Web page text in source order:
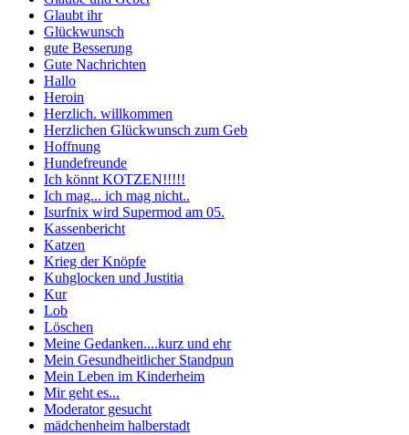
Glaubt ihr
Glückwunsch
gute Besserung
Gute Nachrichten
Hallo
Heroin
Herzlich. willkommen
Herzlichen Glückwunsch zum Geb
Hoffnung
Hundefreunde
Ich könnt KOTZEN!!!!!
Ich mag... ich mag nicht..
Isurfnix wird Supermod am 05.
Kassenbericht
Katzen
Krieg der Knöpfe
Kuhglocken und Justitia
Kur
Lob
Löschen
Meine Gedanken....kurz und ehr
Mein Gesundheitlicher Standpun
Mein Leben im Kinderheim
Mir geht es...
Moderator gesucht
mädchenheim halberstadt